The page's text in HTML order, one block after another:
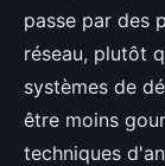
passe par des
réseau, plutôt
systèmes de
être moins
techniques